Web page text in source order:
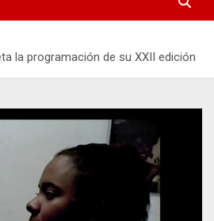
la programación de su XXII edición